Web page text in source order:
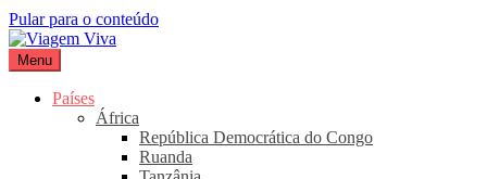
Pular para o conteúdo
Viagem Viva
Seu portal de turismo sustentável
Menu
Países
África
República Democrática do Congo
Ruanda